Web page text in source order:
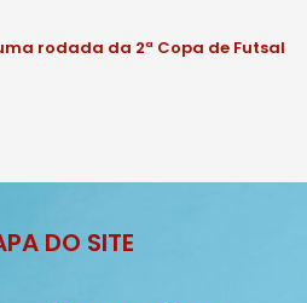
rodada da 2ª Copa de Futsal
DO SITE